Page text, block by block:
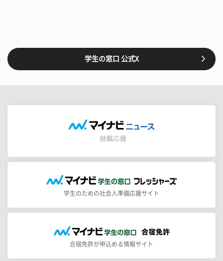
学生の窓口 公式X
学生のための社会人準備応援サイト
合宿免許が申込める情報サイト